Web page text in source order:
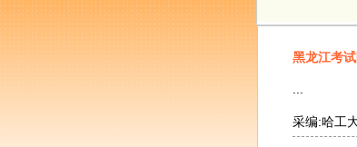
黑龙江考
采编:哈工